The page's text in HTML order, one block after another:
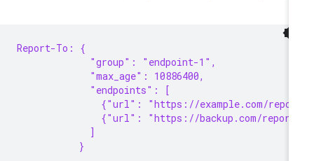
Report-To: {
             "group": "endpoint-1",
             "max_age": 10886400,
             "endpoints": [
{"url": "https://example.com/
{"url": "https://backup.com/
             ]
           }